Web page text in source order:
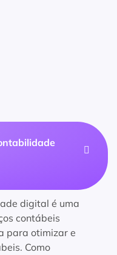
digital é uma
contábeis
para otimizar e
Como